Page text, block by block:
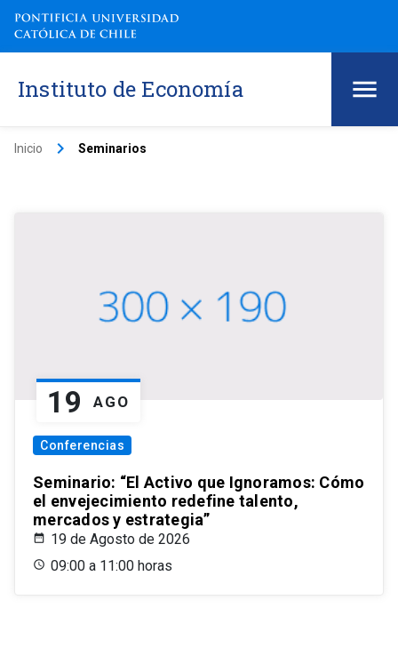
Instituto de Economía
Inicio keyboard_arrow_right Seminarios
19 AGO
Conferencias
Seminario: “El Activo que Ignoramos: Cómo
el envejecimiento redefine talento,
mercados y estrategia”
19 de Agosto de 2026
09:00 a 11:00 horas